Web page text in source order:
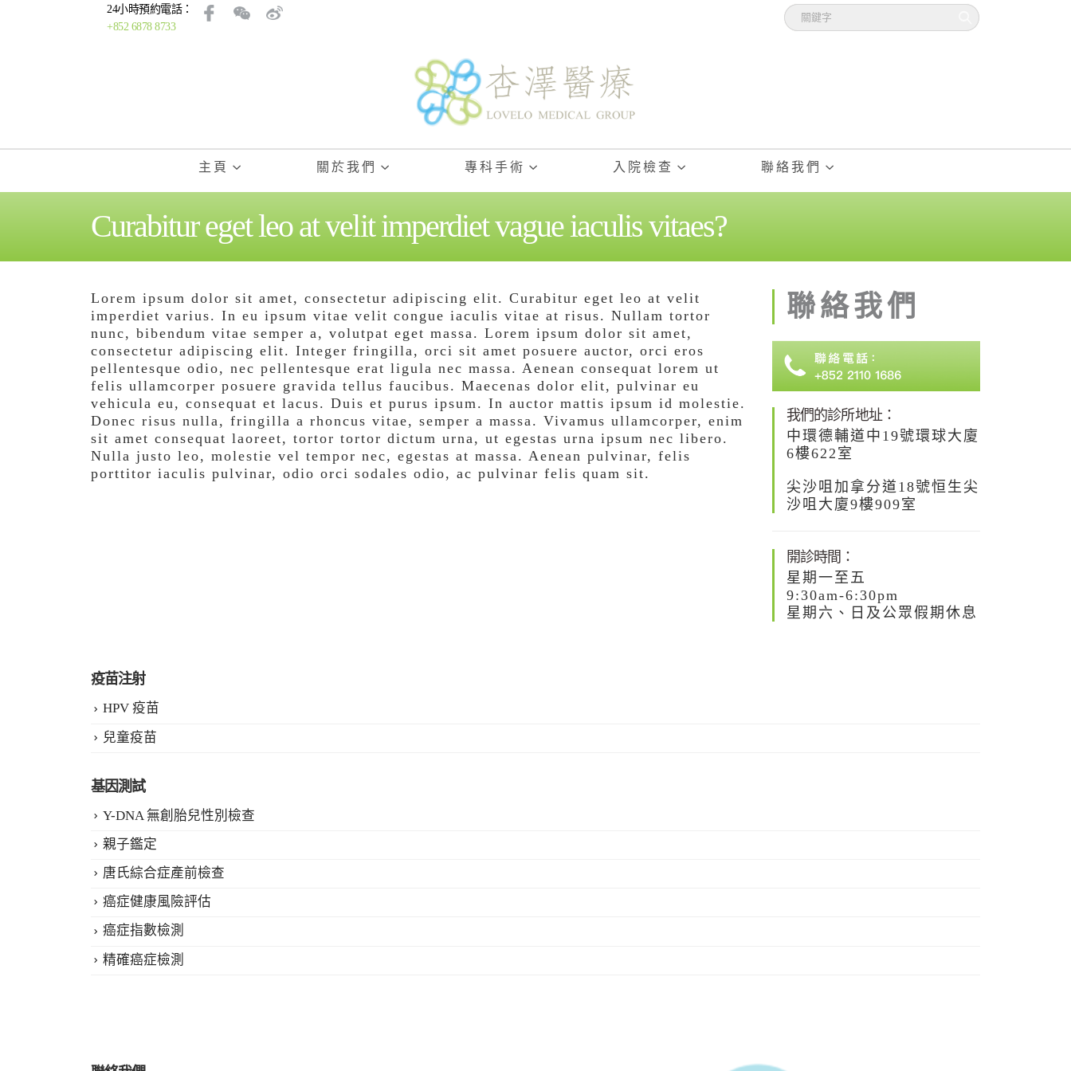
24小時預約電話：
+852 6878 8733
主頁 關於我們 專科手術 入院檢查 聯絡我們
Curabitur eget leo at velit imperdiet vague iaculis vitaes?
Lorem ipsum dolor sit amet, consectetur adipiscing elit. Curabitur eget leo at velit
imperdiet varius. In eu ipsum vitae velit congue iaculis vitae at risus. Nullam tortor
nunc, bibendum vitae semper a, volutpat eget massa. Lorem ipsum dolor sit amet,
consectetur adipiscing elit. Integer fringilla, orci sit amet posuere auctor, orci eros
pellentesque odio, nec pellentesque erat ligula nec massa. Aenean consequat lorem ut
felis ullamcorper posuere gravida tellus faucibus. Maecenas dolor elit, pulvinar eu
vehicula eu, consequat et lacus. Duis et purus ipsum. In auctor mattis ipsum id molestie.
Donec risus nulla, fringilla a rhoncus vitae, semper a massa. Vivamus ullamcorper, enim
sit amet consequat laoreet, tortor tortor dictum urna, ut egestas urna ipsum nec libero.
Nulla justo leo, molestie vel tempor nec, egestas at massa. Aenean pulvinar, felis
porttitor iaculis pulvinar, odio orci sodales odio, ac pulvinar felis quam sit.
聯絡我們
我們的診所地址：
中環德輔道中19號環球大廈
6樓622室
尖沙咀加拿分道18號恒生尖
沙咀大廈9樓909室
開診時間：
星期一至五
9:30am-6:30pm
星期六、日及公眾假期休息
疫苗注射
HPV 疫苗
兒童疫苗
基因測試
Y-DNA 無創胎兒性別檢查
親子鑑定
唐氏綜合症產前檢查
癌症健康風險評估
癌症指數檢測
精確癌症檢測